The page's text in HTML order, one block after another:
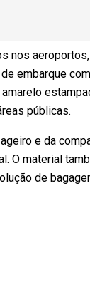
nos
embarque
públicas.
e da
O material
de